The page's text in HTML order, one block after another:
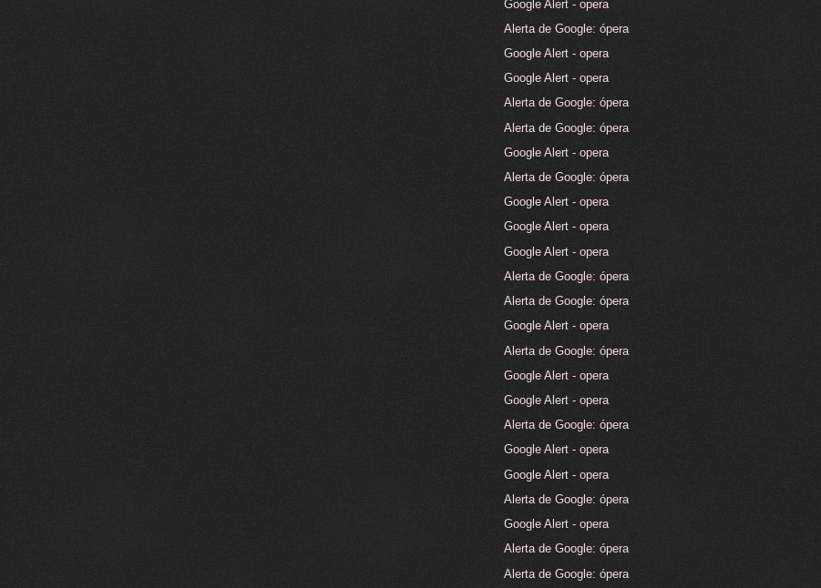
Google Alert - opera
Alerta de Google: ópera
Google Alert - opera
Google Alert - opera
Alerta de Google: ópera
Alerta de Google: ópera
Google Alert - opera
Alerta de Google: ópera
Google Alert - opera
Google Alert - opera
Google Alert - opera
Alerta de Google: ópera
Alerta de Google: ópera
Google Alert - opera
Alerta de Google: ópera
Google Alert - opera
Google Alert - opera
Alerta de Google: ópera
Google Alert - opera
Google Alert - opera
Alerta de Google: ópera
Google Alert - opera
Alerta de Google: ópera
Alerta de Google: ópera